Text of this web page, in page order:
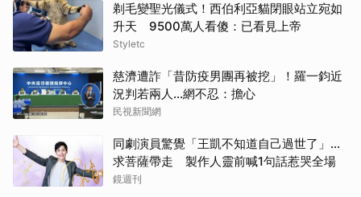
剃毛變聖光儀式！西伯利亞貓閉眼站立宛如
升天 9500萬人看傻：已看見上帝
Styletc
慈濟遭詐「昔防疫男團再被挖」！羅一鈞近
況判若兩人…網不忍：擔心
民視新聞網
同劇演員驚覺「王凱不知道自己過世了」...
求菩薩帶走 製作人靈前喊1句話惹哭全場
鏡週刊